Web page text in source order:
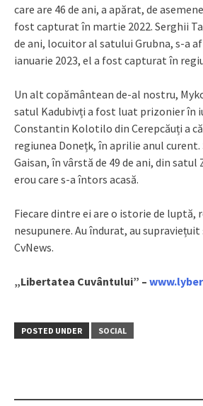
care are 46 de ani, a apărat, de
fost capturat în martie 2022. Serghii
de ani, locuitor al satului Grubna, s-a
ianuarie 2023, el a fost capturat în
Un alt copământean de-al nostru,
satul Kadubivți a fost luat prizonier în
Constantin Kolotilo din Cerepcăuți a
regiunea Donețk, în aprilie anul
Gaisan, în vârstă de 49 de ani, din
erou care s-a întors acasă.
Fiecare dintre ei are o istorie de luptă,
nesupunere. Au îndurat, au
CvNews.
„Libertatea Cuvântului” –
POSTED UNDER SOCIAL